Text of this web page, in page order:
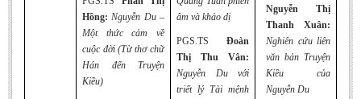
Hồng:Nguyễn Du –
Một thức cảm về
cuộc đời (Từ thơ chữ
Hán đến Truyện
Kiều)
âm và khảo dị
PGS.TS Đoàn
Thị Thu Vân:
Nguyễn Du với
triết lý Tài mệnh
Nguyễn Thị
Thanh Xuân:
Nghiên cứu liên
văn bản Truyện
Kiều của
Nguyễn Du